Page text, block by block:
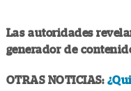
Las autoridades
generador de
OTRAS NOTICIAS: